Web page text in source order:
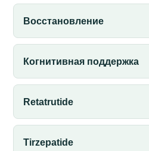
Восстановление
Когнитивная поддержка
Retatrutide
Tirzepatide